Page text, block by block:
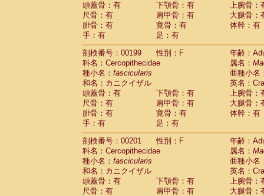
頭蓋骨：有
下顎骨：有
上腕骨：
尺骨：有
肩甲骨：有
大腿骨：
腓骨：有
寛骨：有
体幹：有
手：有
足：有
剖検番号：00199
性別：F
年齢：
科名：Cercopithecidae
属名：
種小名： fascicularis
亜種小名
和名：カニクイザル
英名：
頭蓋骨：有
下顎骨：有
上腕骨：
尺骨：有
肩甲骨：有
大腿骨：
腓骨：有
寛骨：有
体幹：有
手：有
足：有
剖検番号：00201
性別：F
年齢：
科名：Cercopithecidae
属名：
種小名： fascicularis
亜種小名
和名：カニクイザル
英名：
頭蓋骨：有
下顎骨：有
上腕骨：
尺骨：有
肩甲骨：有
大腿骨：